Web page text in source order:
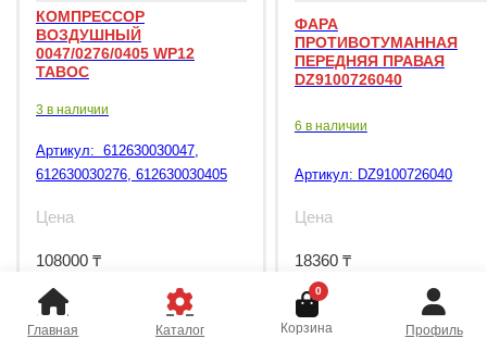
КОМПРЕССОР
ВОЗДУШНЫЙ
0047/0276/0405 WP12
TABOC
3 в наличии
Артикул: 612630030047,
612630030276, 612630030405
Цена
108000 ₸
ФАРА
ПРОТИВОТУМАННАЯ
ПЕРЕДНЯЯ ПРАВАЯ
DZ9100726040
6 в наличии
Артикул: DZ9100726040
Цена
18360 ₸
Главная Каталог
0
Корзина Профиль